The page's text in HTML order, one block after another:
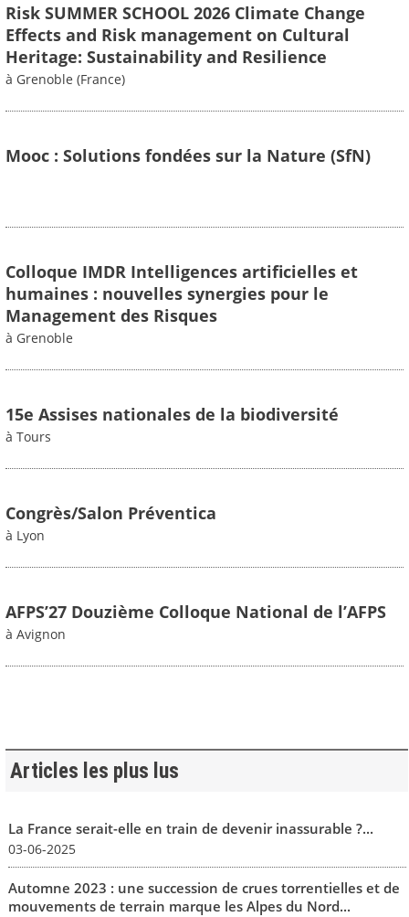
Risk SUMMER SCHOOL 2026 Climate Change
Effects and Risk management on Cultural
Heritage: Sustainability and Resilience
à Grenoble (France)
Mooc : Solutions fondées sur la Nature (SfN)
Colloque IMDR Intelligences artificielles et
humaines : nouvelles synergies pour le
Management des Risques
à Grenoble
15e Assises nationales de la biodiversité
à Tours
Congrès/Salon Préventica
à Lyon
AFPS’27 Douzième Colloque National de l’AFPS
à Avignon
Articles les plus lus
La France serait-elle en train de devenir inassurable ?...
03-06-2025
Automne 2023 : une succession de crues torrentielles et de
mouvements de terrain marque les Alpes du Nord...